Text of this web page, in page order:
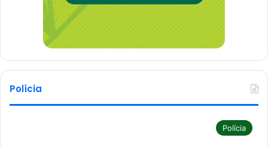
Polícia
Polícia